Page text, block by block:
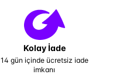
Kolay İade
14 gün içinde ücretsiz iade
imkanı